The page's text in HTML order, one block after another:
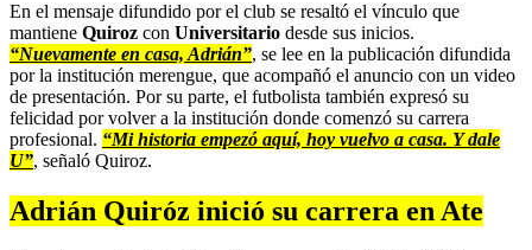
En el mensaje difundido por el club se resaltó el vínculo que
mantiene Quiroz con Universitario desde sus inicios.
“Nuevamente en casa, Adrián”, se lee en la publicación difundida
por la institución merengue, que acompañó el anuncio con un video
de presentación. Por su parte, el futbolista también expresó su
felicidad por volver a la institución donde comenzó su carrera
profesional. “Mi historia empezó aquí, hoy vuelvo a casa. Y dale
U”, señaló Quiroz.
Adrián Quiróz inició su carrera en Ate